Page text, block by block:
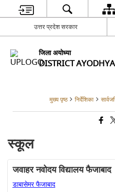
उत्तर प्रदेश सरकार
जिला अयोध्या
DISTRICT AYODHYA
मुख्य पृष्ठ निर्देशिका
स्कूल
जवाहर नवोदय विद्यालय फैजाबाद
डाबासेमर फैजाबाद